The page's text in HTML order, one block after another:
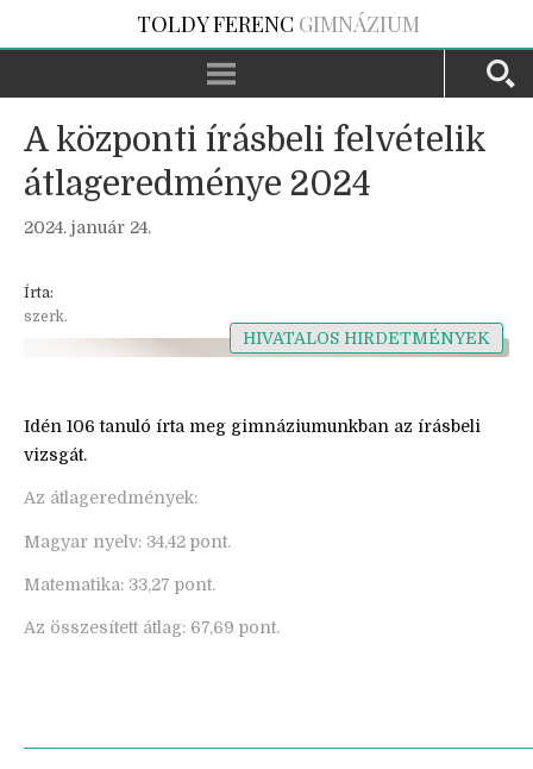
TOLDY FERENC GIMNÁZIUM
A központi írásbeli felvételik
átlageredménye 2024
2024. január 24.
Írta:
szerk.
HIVATALOS HIRDETMÉNYEK
Idén 106 tanuló írta meg gimnáziumunkban az írásbeli
vizsgát.
Az átlageredmények:
Magyar nyelv: 34,42 pont.
Matematika: 33,27 pont.
Az összesített átlag: 67,69 pont.